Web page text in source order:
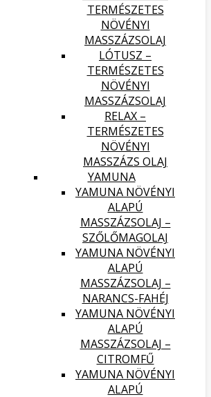
TERMÉSZETES
NÖVÉNYI
MASSZÁZSOLAJ
LÓTUSZ –
TERMÉSZETES
NÖVÉNYI
MASSZÁZSOLAJ
RELAX –
TERMÉSZETES
NÖVÉNYI
MASSZÁZS OLAJ
YAMUNA
YAMUNA NÖVÉNYI
ALAPÚ
MASSZÁZSOLAJ –
SZŐLŐMAGOLAJ
YAMUNA NÖVÉNYI
ALAPÚ
MASSZÁZSOLAJ –
NARANCS-FAHÉJ
YAMUNA NÖVÉNYI
ALAPÚ
MASSZÁZSOLAJ –
CITROMFŰ
YAMUNA NÖVÉNYI
ALAPÚ